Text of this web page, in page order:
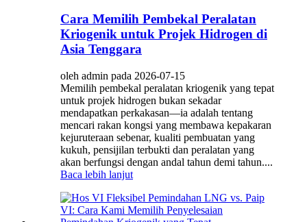
Cara Memilih Pembekal Peralatan
Kriogenik untuk Projek Hidrogen di
Asia Tenggara
oleh admin pada 2026-07-15
Memilih pembekal peralatan kriogenik yang tepat
untuk projek hidrogen bukan sekadar
mendapatkan perkakasan—ia adalah tentang
mencari rakan kongsi yang membawa kepakaran
kejuruteraan sebenar, kualiti pembuatan yang
kukuh, pensijilan terbukti dan peralatan yang
akan berfungsi dengan andal tahun demi tahun....
Baca lebih lanjut